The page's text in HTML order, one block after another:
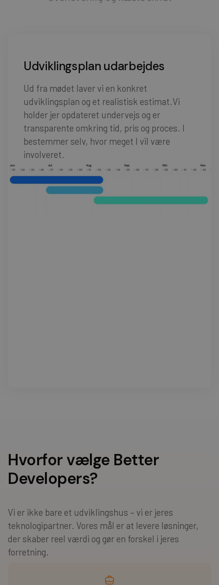
Udviklingsplan udarbejdes
Ud fra mødet laver vi en konkret
udviklingsplan og et realistisk estimat.Vi
holder jer opdateret undervejs og er
transparente omkring tid, pris og proces. I
bestemmer selv, hvor meget I vil være
involveret.
Hvorfor vælge Better
Developers?
Vi er ikke bare et udviklingshus – vi er jeres
teknologipartner. Vores mål er at levere løsninger,
der skaber reel værdi og gør en forskel i jeres
forretning.